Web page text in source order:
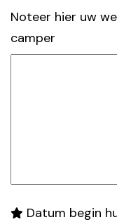
Noteer hier uw
camper
Datum begin